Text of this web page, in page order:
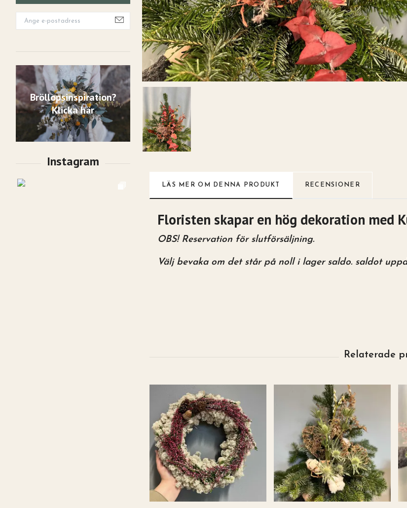
Bröllopsinspiration?
Klicka här
LÄS MER OM DENNA PRODUKT RECENSIONER
Floristen skapar en hög dekoration med
OBS! Reservation för slutförsäljning.
Välj bevaka om det står på noll i lager saldo. saldot